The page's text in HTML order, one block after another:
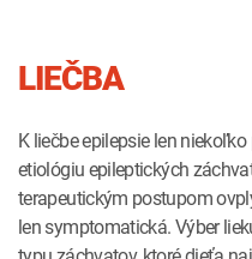
LIEČBA
K liečbe epilepsie len
etiológiu epileptických
terapeutickým postupom
len symptomatická. Výber